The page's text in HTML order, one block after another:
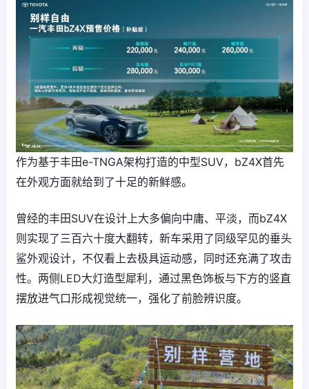
作为基于丰田e-TNGA架构打造的中型SUV，bZ4X首先
在外观方面就给到了十足的新鲜感。
曾经的丰田SUV在设计上大多偏向中庸、平淡，而bZ4X
则实现了三百六十度大翻转，新车采用了同级罕见的垂头
鲨外观设计，不仅看上去极具运动感，同时还充满了攻击
性。两侧LED大灯造型犀利，通过黑色饰板与下方的竖直
摆放进气口形成视觉统一，强化了前脸辨识度。